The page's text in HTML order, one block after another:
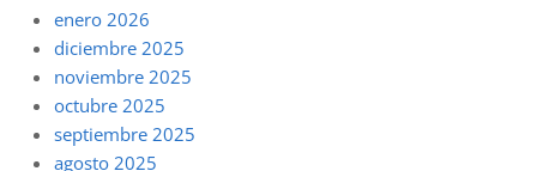
enero 2026
diciembre 2025
noviembre 2025
octubre 2025
septiembre 2025
agosto 2025